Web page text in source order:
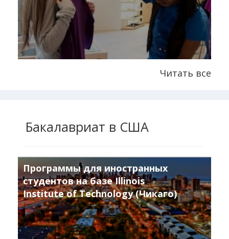
Читать все
Бакалавриат в США
Программы для иностранных
студентов на базе Illinois
Institute of Technology (Чикаго)